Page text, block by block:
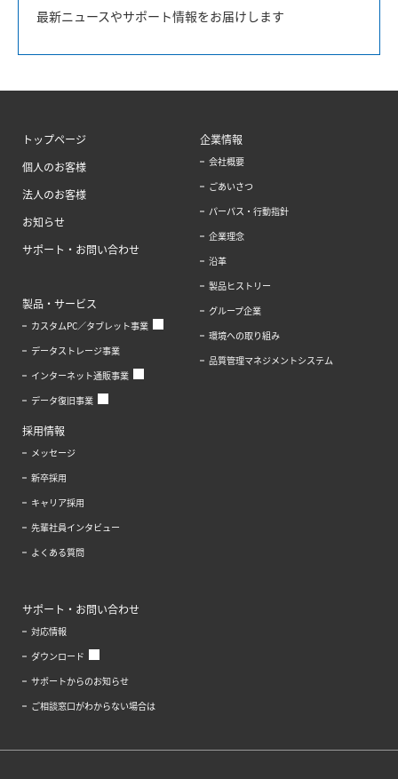
最新ニュースやサポート情報をお届けします
トップページ
個人のお客様
法人のお客様
お知らせ
サポート・お問い合わせ
製品・サービス
カスタムPC／タブレット事業
データストレージ事業
インターネット通販事業
データ復旧事業
企業情報
会社概要
ごあいさつ
パーパス・行動指針
企業理念
沿革
製品ヒストリー
グループ企業
環境への取り組み
品質管理マネジメントシステム
採用情報
メッセージ
新卒採用
キャリア採用
先輩社員インタビュー
よくある質問
サポート・お問い合わせ
対応情報
ダウンロード
サポートからのお知らせ
ご相談窓口がわからない場合は